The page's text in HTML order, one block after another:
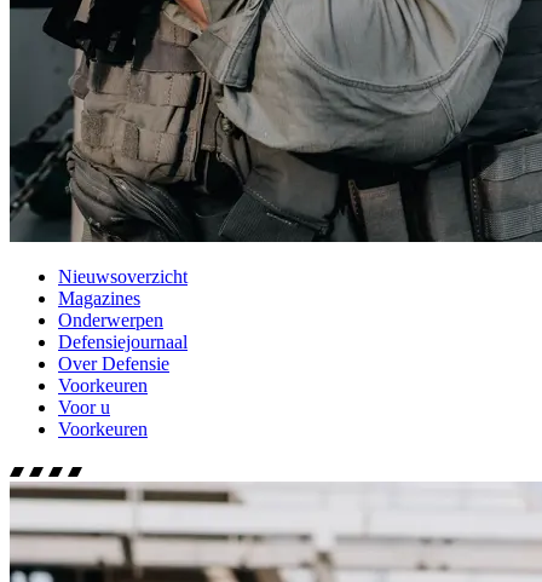
Nieuwsoverzicht
Magazines
Onderwerpen
Defensiejournaal
Over Defensie
Voorkeuren
Voor u
Voorkeuren